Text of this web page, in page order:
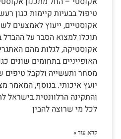
טיפול בבעיות קיימות כגון
אקוסטיים, ייעוץ לאמצעים
תוכלו למצוא הסבר על ההבדל
אקוסטיקה, לגלות מהם
האופייניים בתחומים שונים
מסחר ותעשייה ולקבל טיפים
יועץ איכותי. בנוסף, המאמר
והתקינה הרלוונטית בישראל
לכל מי שרוצה להבין
קרא עוד »